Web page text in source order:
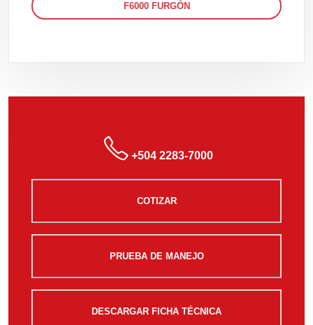
F6000 FURGÓN
+504 2283-7000
COTIZAR
PRUEBA DE MANEJO
DESCARGAR FICHA TÉCNICA